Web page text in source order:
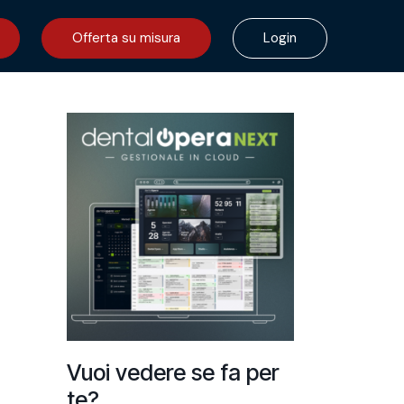
Offerta su misura Login
Vuoi vedere se fa per